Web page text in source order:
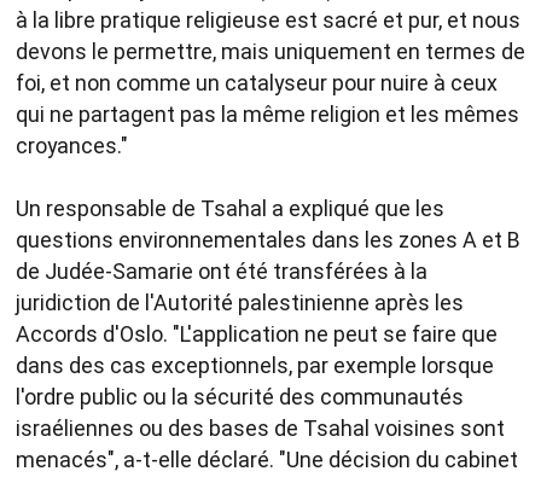
à la libre pratique religieuse est sacré et pur, et nous
devons le permettre, mais uniquement en termes de
foi, et non comme un catalyseur pour nuire à ceux
qui ne partagent pas la même religion et les mêmes
croyances."
Un responsable de Tsahal a expliqué que les
questions environnementales dans les zones A et B
de Judée-Samarie ont été transférées à la
juridiction de l'Autorité palestinienne après les
Accords d'Oslo. "L'application ne peut se faire que
dans des cas exceptionnels, par exemple lorsque
l'ordre public ou la sécurité des communautés
israéliennes ou des bases de Tsahal voisines sont
menacés", a-t-elle déclaré. "Une décision du cabinet